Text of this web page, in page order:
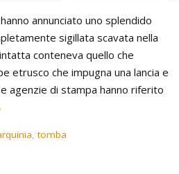
annunciato uno splendido
sigillata scavata nella
conteneva quello che
etrusco che impugna una lancia e
agenzie di stampa hanno riferito
, tomba